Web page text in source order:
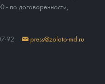
- по договоренности,
92 press@zoloto-md.ru